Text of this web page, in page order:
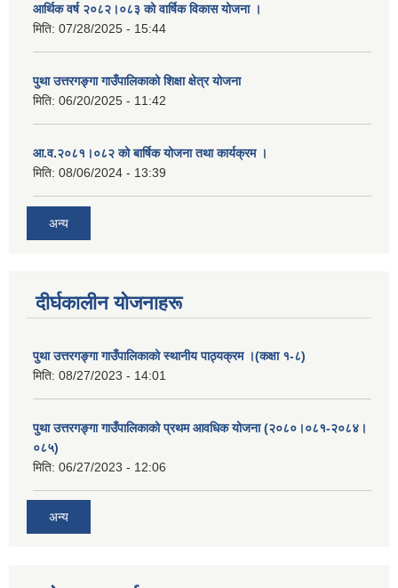
आर्थिक वर्ष २०८२।०८३ को वार्षिक विकास योजना ।
मिति: 07/28/2025 - 15:44
पुथा उत्तरगङ्गा गाउँपालिकाको शिक्षा क्षेत्र योजना
मिति: 06/20/2025 - 11:42
आ.व.२०८१।०८२ को बार्षिक योजना तथा कार्यक्रम ।
मिति: 08/06/2024 - 13:39
अन्य
दीर्घकालीन योजनाहरू
पुथा उत्तरगङ्गा गाउँपालिकाको स्थानीय पाठ्यक्रम ।(कक्षा १-८)
मिति: 08/27/2023 - 14:01
पुथा उत्तरगङ्गा गाउँपालिकाको प्रथम आवधिक योजना (२०८०।०८१-२०८४।
०८५)
मिति: 06/27/2023 - 12:06
अन्य